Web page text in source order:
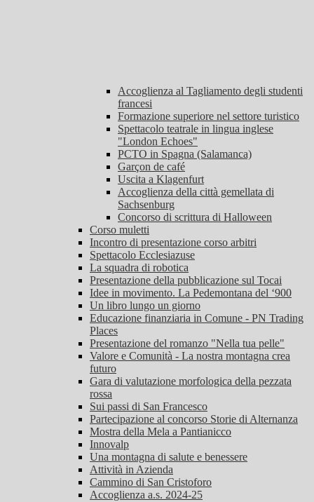
Accoglienza al Tagliamento degli studenti
francesi
Formazione superiore nel settore turistico
Spettacolo teatrale in lingua inglese
"London Echoes"
PCTO in Spagna (Salamanca)
Garçon de café
Uscita a Klagenfurt
Accoglienza della città gemellata di
Sachsenburg
Concorso di scrittura di Halloween
Corso muletti
Incontro di presentazione corso arbitri
Spettacolo Ecclesiazuse
La squadra di robotica
Presentazione della pubblicazione sul Tocai
Idee in movimento. La Pedemontana del ‘900
Un libro lungo un giorno
Educazione finanziaria in Comune - PN Trading
Places
Presentazione del romanzo "Nella tua pelle"
Valore e Comunità - La nostra montagna crea
futuro
Gara di valutazione morfologica della pezzata
rossa
Sui passi di San Francesco
Partecipazione al concorso Storie di Alternanza
Mostra della Mela a Pantianicco
Innovalp
Una montagna di salute e benessere
Attività in Azienda
Cammino di San Cristoforo
Accoglienza a.s. 2024-25